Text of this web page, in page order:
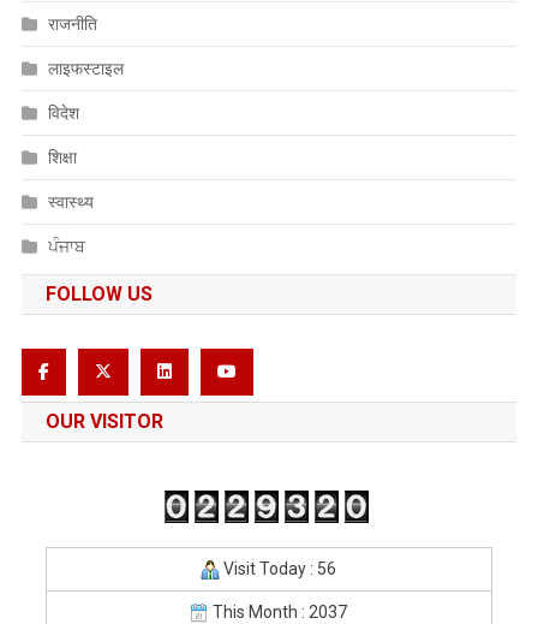
राजनीति
लाइफस्टाइल
विदेश
शिक्षा
स्वास्थ्य
ਪੰਜਾਬ
FOLLOW US
OUR VISITOR
Visit Today : 56
This Month : 2037